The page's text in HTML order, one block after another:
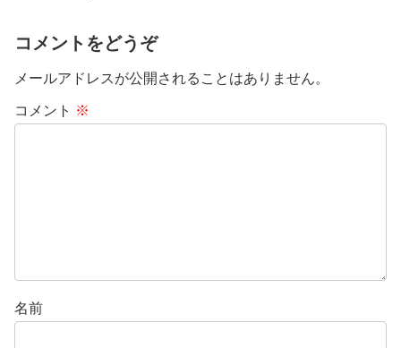
コメントをどうぞ
メールアドレスが公開されることはありません。
コメント ※
名前